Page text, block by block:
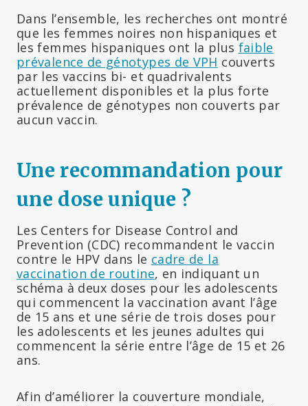
Dans l’ensemble, les recherches ont montré
que les femmes noires non hispaniques et
les femmes hispaniques ont la plus faible
prévalence de génotypes de VPH couverts
par les vaccins bi- et quadrivalents
actuellement disponibles et la plus forte
prévalence de génotypes non couverts par
aucun vaccin.
Une recommandation pour
une dose unique ?
Les Centers for Disease Control and
Prevention (CDC) recommandent le vaccin
contre le HPV dans le cadre de la
vaccination de routine, en indiquant un
schéma à deux doses pour les adolescents
qui commencent la vaccination avant l’âge
de 15 ans et une série de trois doses pour
les adolescents et les jeunes adultes qui
commencent la série entre l’âge de 15 et 26
ans.
Afin d’améliorer la couverture mondiale,